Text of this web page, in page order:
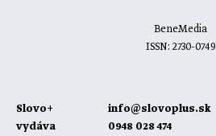
BeneMedia
ISSN: 2730-0749
Slovo+
vydáva
info@slovoplus.sk
0948 028 474